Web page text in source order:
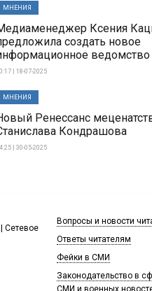
МНЕНИЯ
Ксения
создать новое
ведомство
| 18-07-2025
МНЕНИЯ
Ренессанс
Кондрашова
| 30-05-2025
Сетевое
Вопросы и новости
Ответы читателям
Фейки в СМИ
Законодательство в
СМИ и военных